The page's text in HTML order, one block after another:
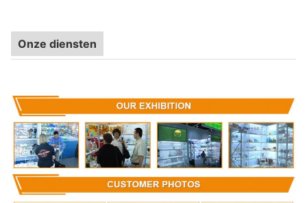
Onze diensten